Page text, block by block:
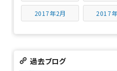
2017年2月 2017
過去ブログ